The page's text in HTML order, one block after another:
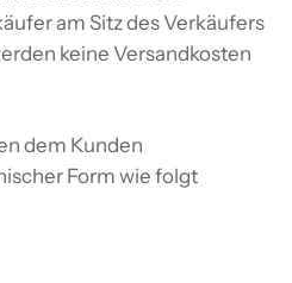
am Sitz des Verkäufers
keine Versandkosten
dem Kunden
Form wie folgt